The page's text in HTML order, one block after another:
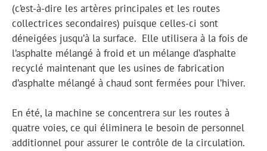
(c’est-à-dire les artères principales et les routes
collectrices secondaires) puisque celles-ci sont
déneigées jusqu’à la surface. Elle utilisera à la fois de
l’asphalte mélangé à froid et un mélange d’asphalte
recyclé maintenant que les usines de fabrication
d’asphalte mélangé à chaud sont fermées pour l’hiver.
En été, la machine se concentrera sur les routes à
quatre voies, ce qui éliminera le besoin de personnel
additionnel pour assurer le contrôle de la circulation.